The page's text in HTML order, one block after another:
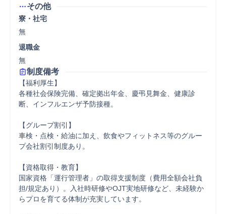
その他
寮・社宅
無
退職金
無
制度備考
【福利厚生】
各種社会保険完備、確定拠出年金、慶弔見舞金、健康診
断、インフルエンザ予防接種。
【グループ割引】
車検・点検・給油に加え、飲食やフィットネス等のグルー
プ会社割引制度あり。
【資格取得・教育】
国家資格「運行管理者」の取得支援制度（費用全額会社負
担/規定あり）。入社時研修やOJT実地研修など、未経験か
らプロを育てる体制が充実しています。